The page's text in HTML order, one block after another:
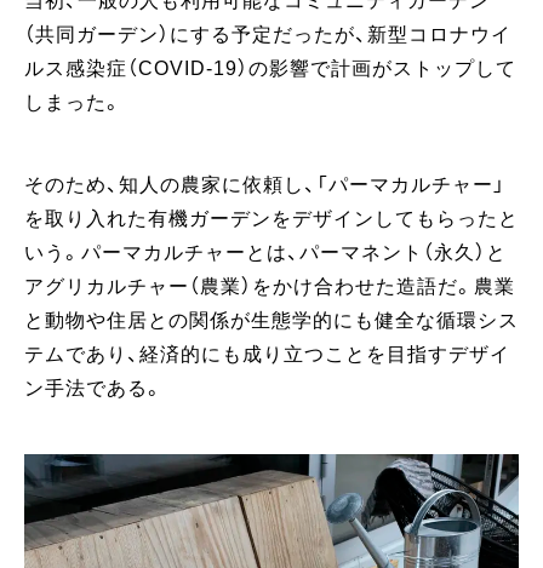
（共同ガーデン）にする予定だったが、新型コロナウイ
ルス感染症（COVID-19）の影響で計画がストップして
しまった。
そのため、知人の農家に依頼し、「パーマカルチャー」
を取り入れた有機ガーデンをデザインしてもらったと
いう。パーマカルチャーとは、パーマネント（永久）と
アグリカルチャー（農業）をかけ合わせた造語だ。農業
と動物や住居との関係が生態学的にも健全な循環シス
テムであり、経済的にも成り立つことを目指すデザイ
ン手法である。